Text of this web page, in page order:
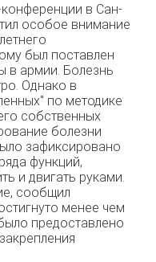
в Сан-
особое внимание
был поставлен
в армии. Болезнь
Однако в
по методике
собственных
болезни
зафиксировано
функций,
и двигать руками.
сообщил
менее чем
предоставлено